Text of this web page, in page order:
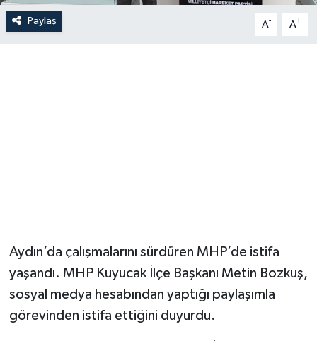
Paylaş A- A+
Aydın’da çalışmalarını sürdüren MHP’de istifa
yaşandı. MHP Kuyucak İlçe Başkanı Metin Bozkuş,
sosyal medya hesabından yaptığı paylaşımla
görevinden istifa ettiğini duyurdu.